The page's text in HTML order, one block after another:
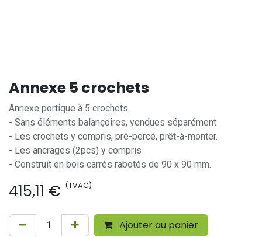
Annexe 5 crochets
Annexe portique à 5 crochets
- Sans éléments balançoires, vendues séparément
- Les crochets y compris, pré-percé, prêt-à-monter.
- Les ancrages (2pcs) y compris
- Construit en bois carrés rabotés de 90 x 90 mm.
415,11 € (TVAC)
Ajouter au panier